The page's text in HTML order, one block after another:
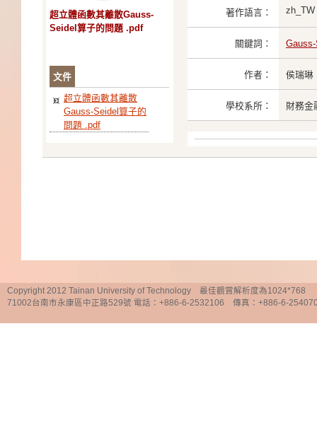
超立體函數其離散Gauss-
Seidel算子的問題 .pdf
文件
超立體函數其離散
Gauss-Seidel算子的
問題 .pdf
著作語言： zh_TW
關鍵詞：
作者： 侯瑞琳
學校系所： 財務金
Copyright 2012 Tainan University of Technology 最佳觀賞解析度為1024*768
71002台南市永康區中正路529號 電話：+886-6-2532106 傳真：+886-6-